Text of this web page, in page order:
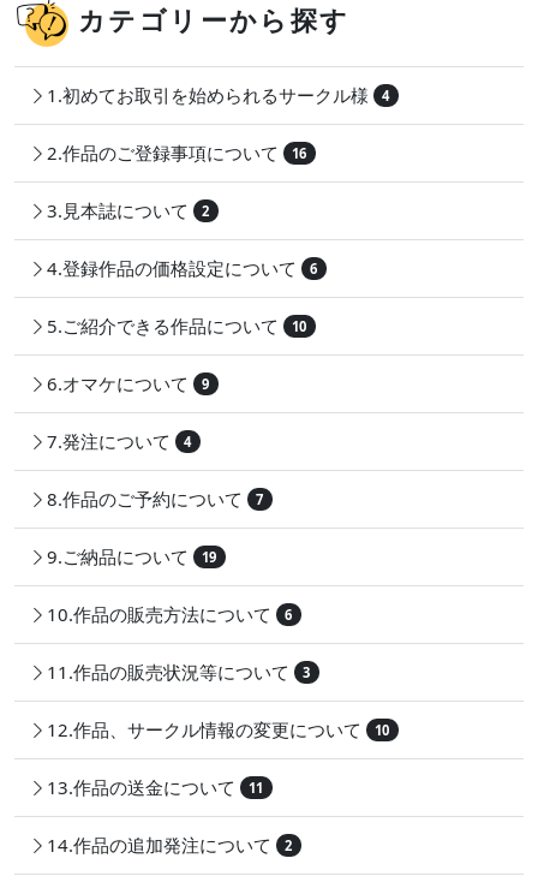
カテゴリーから探す
1.初めてお取引を始められるサークル様 4
2.作品のご登録事項について 16
3.見本誌について 2
4.登録作品の価格設定について 6
5.ご紹介できる作品について 10
6.オマケについて 9
7.発注について 4
8.作品のご予約について 7
9.ご納品について 19
10.作品の販売方法について 6
11.作品の販売状況等について 3
12.作品、サークル情報の変更について 10
13.作品の送金について 11
14.作品の追加発注について 2